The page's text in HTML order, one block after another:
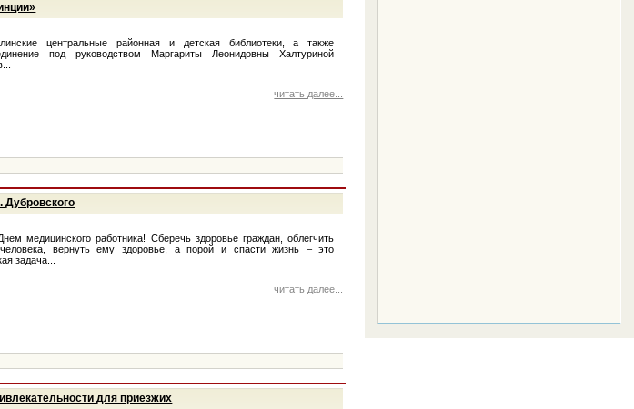
центральные районная и детская библиотеки, а также
под руководством Маргариты Леонидовны Халтуриной
читать далее...
Дубровского
медицинского работника! Сберечь здоровье граждан, облегчить
вернуть ему здоровье, а порой и спасти жизнь – это
задача...
читать далее...
для приезжих